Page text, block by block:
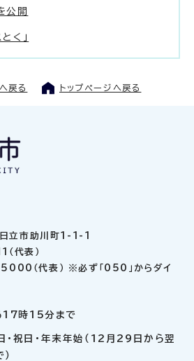
公開
く」
戻る トップページへ戻る
立市助川町1-1-1
代表）
（代表） ※必ず「050」からダイ
時15分まで
・祝日・年末年始（12月29日から翌